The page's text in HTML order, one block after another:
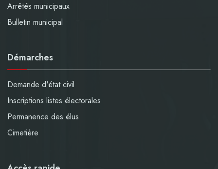
Arrêtés municipaux
Bulletin municipal
Démarches
Demande d'état civil
Inscriptions listes électorales
Permanence des élus
Cimetière